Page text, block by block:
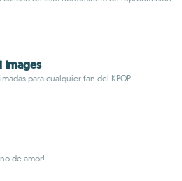
Images
para cualquier fan del KPOP
de amor!